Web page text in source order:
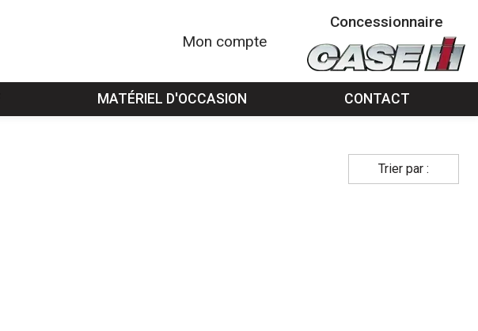
Mon compte
Concessionnaire
MATÉRIEL D'OCCASION CONTACT
Trier par :